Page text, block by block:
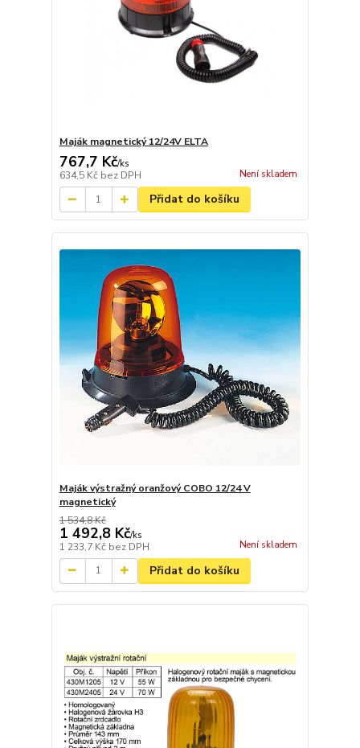
Maják magnetický 12/24V ELTA
767,7 Kč/ks
634,5 Kč bez DPH Není skladem
Přidat do košíku
Maják výstražný oranžový COBO 12/24 V
magnetický
1 534,8 Kč
1 492,8 Kč/ks
1 233,7 Kč bez DPH Není skladem
Přidat do košíku